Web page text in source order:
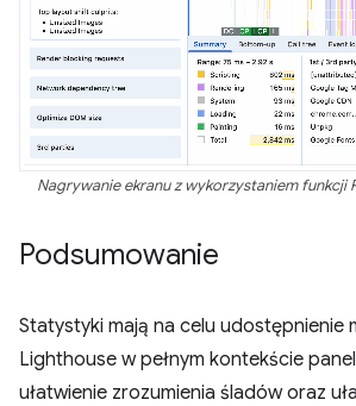
Nagrywanie ekranu z wykorzystaniem funkcji
Podsumowanie
Statystyki mają na celu udostępnienie
Lighthouse w pełnym kontekście
ułatwienie zrozumienia śladów oraz